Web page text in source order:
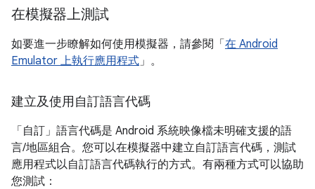
在模擬器上測試
如要進一步瞭解如何使用模擬器，請參閱「 在 Android
Emulator 上執行應用程式」。
建立及使用自訂語言代碼
「自訂」語言代碼是 Android 系統映像檔未明確支援的語
言/地區組合。您可以在模擬器中建立自訂語言代碼，測試
應用程式以自訂語言代碼執行的方式。有兩種方式可以協助
您測試：